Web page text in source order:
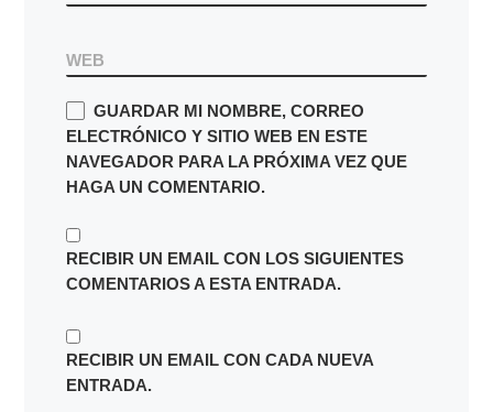
WEB
GUARDAR MI NOMBRE, CORREO
ELECTRÓNICO Y SITIO WEB EN ESTE
NAVEGADOR PARA LA PRÓXIMA VEZ QUE
HAGA UN COMENTARIO.
RECIBIR UN EMAIL CON LOS SIGUIENTES
COMENTARIOS A ESTA ENTRADA.
RECIBIR UN EMAIL CON CADA NUEVA
ENTRADA.